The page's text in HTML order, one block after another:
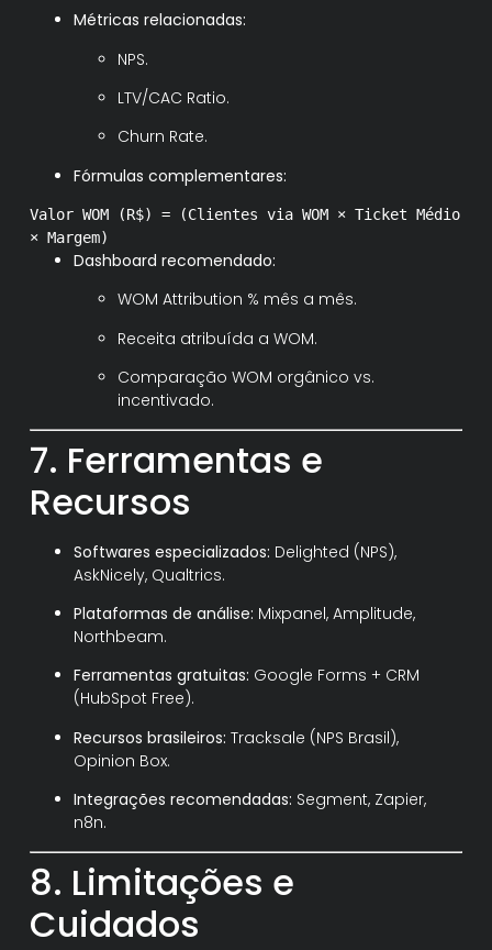
Métricas relacionadas:
NPS.
LTV/CAC Ratio.
Churn Rate.
Fórmulas complementares:
Valor WOM (R$)
= (Clientes via WOM × Ticket Médio
× Margem)
Dashboard recomendado:
WOM Attribution % mês a mês.
Receita atribuída a WOM.
Comparação WOM orgânico vs.
incentivado.
7. Ferramentas e
Recursos
Softwares especializados: Delighted (NPS),
AskNicely, Qualtrics.
Plataformas de análise: Mixpanel, Amplitude,
Northbeam.
Ferramentas gratuitas: Google Forms + CRM
(HubSpot Free).
Recursos brasileiros: Tracksale (NPS Brasil),
Opinion Box.
Integrações recomendadas: Segment, Zapier,
n8n.
8. Limitações e
Cuidados